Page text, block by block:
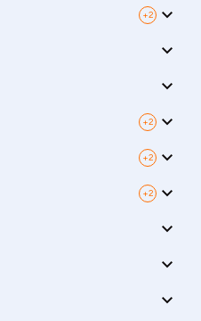
+2
+2
+2
+2